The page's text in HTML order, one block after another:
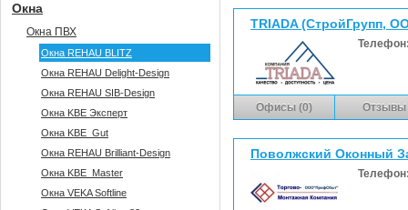
TRIADA (СтройГрупп,
Офисы (0) Отзывы
Поволжский Оконный
Окна
Окна ПВХ
Окна REHAU BLITZ
Окна REHAU Delight-Design
Окна REHAU SIB-Design
Окна KBE Эксперт
Окна KBE_Gut
Окна REHAU Brilliant-Design
Окна KBE_Master
Окна VEKA Softline